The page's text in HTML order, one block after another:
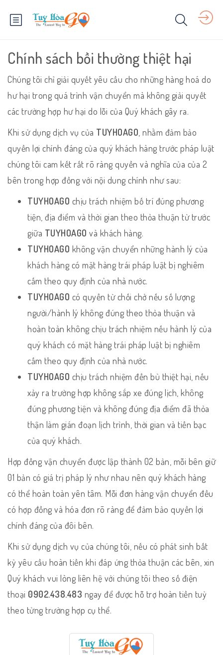
Chính sách bồi thường thiệt hại
Chúng tôi chỉ giải quyết yêu cầu cho những hàng hoá do
hư hại trong quá trình vận chuyển mà không giải quyết
các trường hợp hư hại do lỗi của Quý khách gây ra.
Khi sử dụng dịch vụ của TUYHOAGO , nhằm đảm bảo
quyền lợi chính đáng của quý khách hàng trước pháp luật
chúng tôi cam kết rất rõ ràng quyền và nghĩa của của 2
bên trong hợp đồng với nội dung chính như sau:
TUYHOAGO chịu trách nhiệm bố trí đúng phương
tiện, địa điểm và thời gian theo thỏa thuận từ trước
giữa TUYHOAGO và khách hàng.
TUYHOAGO không vận chuyển những hành lý của
khách hàng có mặt hàng trái pháp luật bị nghiêm
cấm theo quy định của nhà nước.
TUYHOAGO có quyền từ chối chở nếu số lượng
người/hành lý không đúng theo thỏa thuận và
hoàn toàn không chịu trách nhiệm nếu hành lý của
quý khách có mặt hàng trái pháp luật bị nghiêm
cấm theo quy định của nhà nước.
TUYHOAGO chịu trách nhiệm đền bù thiệt hại, nếu
xảy ra trường hợp không sắp xe đúng lịch, không
đúng phương tiện và không đúng địa điểm đã thỏa
thận làm gián đoạn lịch trình, thời gian và tiền bạc
của quý khách.
Hợp đồng vận chuyển được lập thành 02 bản, mỗi bên giữ
01 bản có giá trị pháp lý như nhau nên quý khách hàng
có thể hoàn toàn yên tâm. Mỗi đơn hàng vận chuyển đều
có hợp đồng và hóa đơn rõ ràng để đảm bảo quyền lợi
chính đáng của đôi bên.
Khi sử dụng dịch vụ của chúng tôi, nếu có phát sinh bất
kỳ yêu cầu hoàn tiền khi đáp ứng thỏa thuận các bên, xin
Quý khách vui lòng liên hệ với chúng tôi theo số điện
thoại 0902.438.483 ngay để được hỗ trợ hoàn tiền tuỳ
theo từng trường hợp cụ thể.